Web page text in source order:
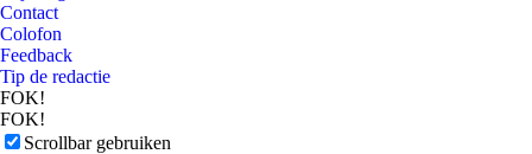
Contact
Colofon
Feedback
Tip de redactie
FOK!
FOK!
Scrollbar gebruiken